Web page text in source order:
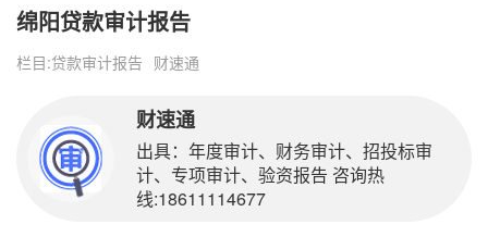
绵阳贷款审计报告
栏目:贷款审计报告 财速通
财速通
出具：年度审计、财务审计、招投标审
计、专项审计、验资报告 咨询热
线:18611114677